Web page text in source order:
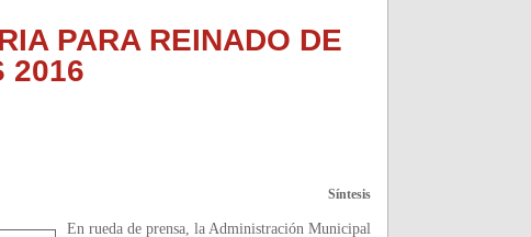
PARA REINADO DE
2016
Síntesis
En rueda de prensa, la Administración Municipal